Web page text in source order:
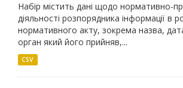
Набір містить дані щодо нормативно-
діяльності розпорядника інформації в
нормативного акту, зокрема назва,
орган який його прийняв,...
CSV